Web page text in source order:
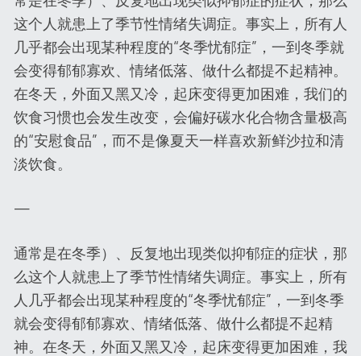
这个人就患上了季节性情绪失调症。事实上，所有人
几乎都会出现某种程度的“冬季忧郁症”，一到冬季就
会变得郁郁寡欢、情绪低落、做什么都提不起精神。
在冬天，外面又黑又冷，起床变得更加困难，我们的
饮食习惯也会发生改变，会偏好碳水化合物含量极高
的“安慰食品”，而不是像夏天一样喜欢新鲜沙拉和清
淡饮食。
—
通常是在冬季）、反复地出现类似抑郁症的症状，那
么这个人就患上了季节性情绪失调症。事实上，所有
人几乎都会出现某种程度的“冬季忧郁症”，一到冬季
就会变得郁郁寡欢、情绪低落、做什么都提不起精
神。在冬天，外面又黑又冷，起床变得更加困难，我